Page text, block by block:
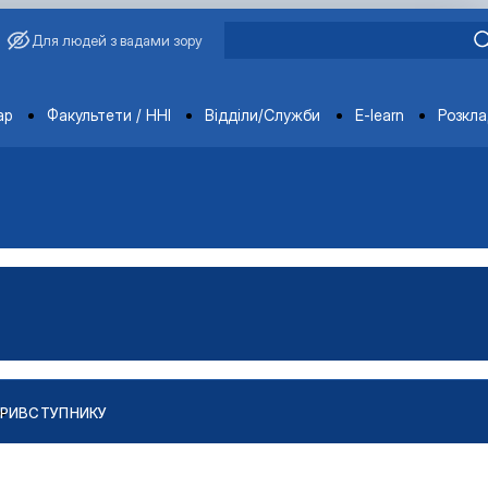
Для людей з вадами зору
Факультети / ННІ Відділи/Служби E-learn
ВСТУПНИКУ